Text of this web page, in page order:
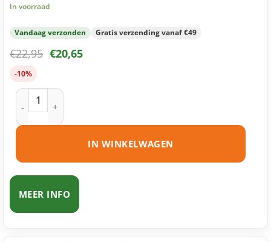
In voorraad
Vandaag verzonden Gratis verzending vanaf €49
€22,95 €20,65
-10%
HP 15A (C7115A) toner zwart huismerk aantal
IN WINKELWAGEN
MEER INFO